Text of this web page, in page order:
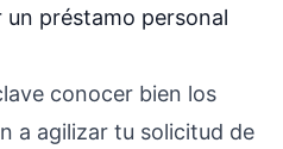
préstamo personal
conocer bien los
a agilizar tu solicitud de